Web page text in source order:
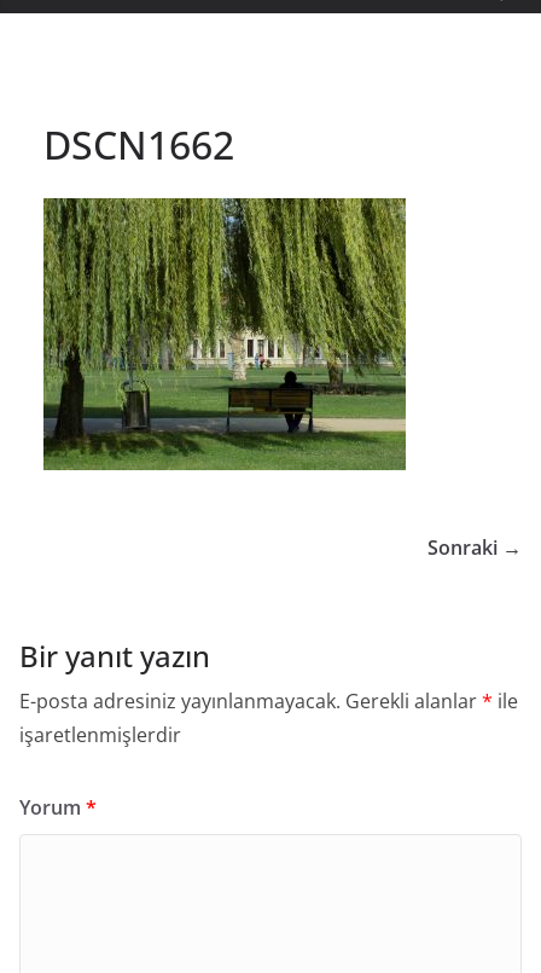
DSCN1662
Sonraki →
Bir yanıt yazın
E-posta adresiniz yayınlanmayacak. Gerekli alanlar* ile
işaretlenmişlerdir
Yorum *